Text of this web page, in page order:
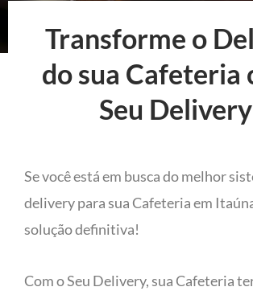
Transforme o
do sua Cafeteria
Seu
Se você está em busca do melhor
delivery para sua Cafeteria em
solução definitiva!
Com o Seu Delivery, sua Cafeteria